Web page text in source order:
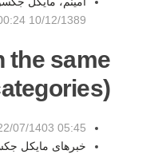
10/12/1389 00:24
the same
07/1403 05:45
خبرهای مایکل